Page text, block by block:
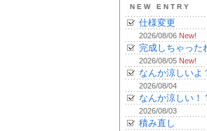
NEW ENTRY
仕様変更
2026/08/06 New!
完成しちゃった
2026/08/05 New!
なんか涼しいよ
2026/08/04
なんか涼しい！
2026/08/03
積み直し